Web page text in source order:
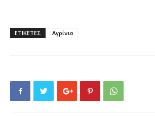
ΕΤΙΚΕΤΕΣ Αγρίνιο